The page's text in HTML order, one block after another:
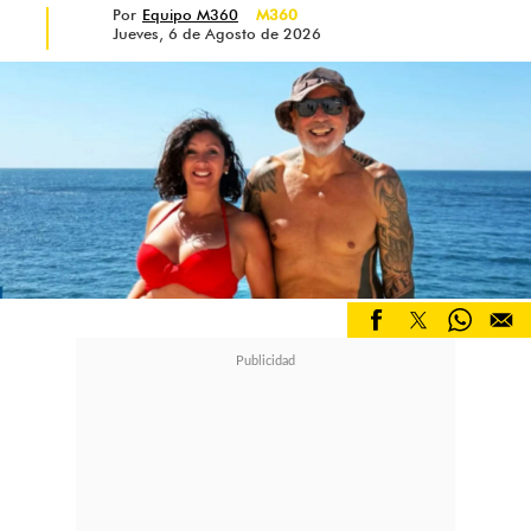
Finalmente, Naya confirmó la
intervención estética que más
sorprendió a sus seguidores:"Es
increíble, estoy en shock... Ya tomé
mi decisión de achicarme las bubis
(sic). Quiero verme más delicada y
tener implantes grandes te hace ver
Por Equipo M360
M360
Jueves, 6 de Agosto de 2026